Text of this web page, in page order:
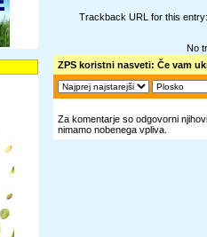
Trackback URL for this
No
ZPS koristni nasveti: Če vam
Za komentarje so odgovorni
nimamo nobenega vpliva.